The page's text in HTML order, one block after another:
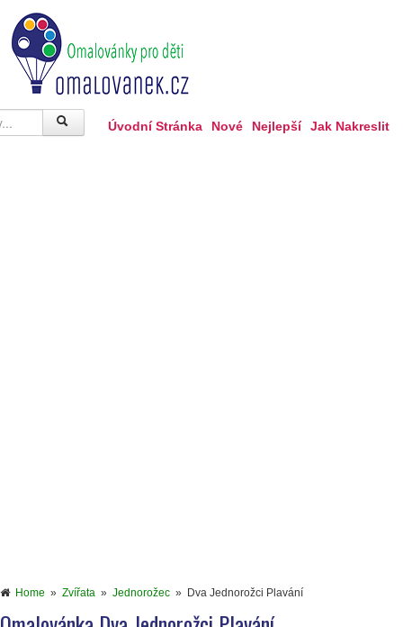
Úvodní Stránka Nové Nejlepší Jak Nakreslit
Home » Zvířata » Jednorožec » Dva Jednorožci Plavání